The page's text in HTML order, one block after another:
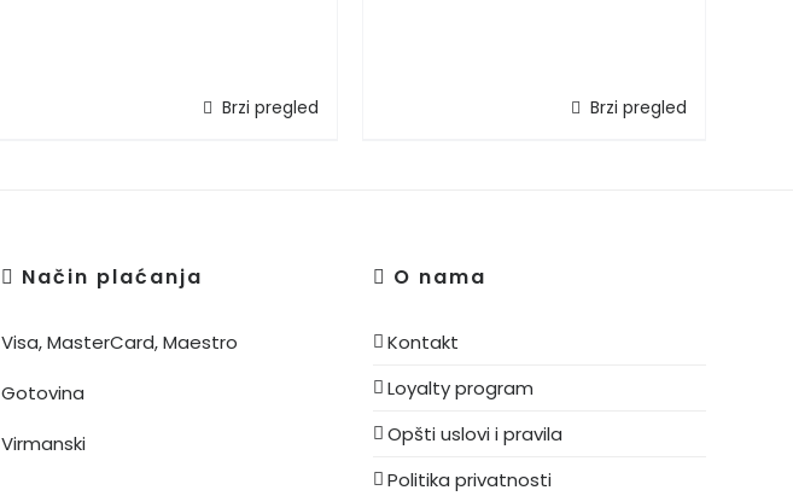
Brzi pregled Brzi pregled
Način plaćanja
Visa, MasterCard, Maestro
Gotovina
Virmanski
O nama
Kontakt
Loyalty program
Opšti uslovi i pravila
Politika privatnosti